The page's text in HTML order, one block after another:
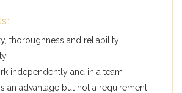
thoroughness and reliability
independently and in a team
an advantage but not a requirement